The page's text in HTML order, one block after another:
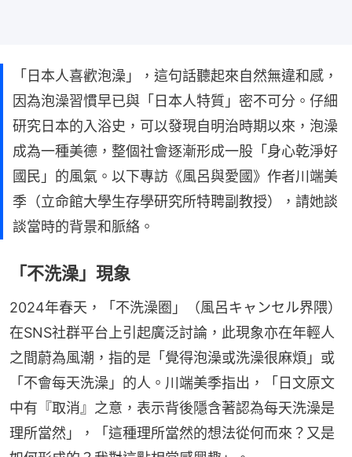
「日本人喜歡泡澡」，這句話聽起來自然無違和感，
因為泡澡習慣早已與「日本人特質」密不可分。仔細
研究日本的入浴史，可以發現自明治時期以來，泡澡
成為一種美德，整個社會逐漸形成一股「身心乾淨好
國民」的風氣。以下專訪《風呂與愛國》作者川端美
季（立命館大學生存學研究所特聘副教授），請她談
談當時的背景和脈絡。
「不洗澡」現象
2024年春天，「不洗澡圈」（風呂キャンセル界隈）
在SNS社群平台上引起廣泛討論，此現象亦在年輕人
之間蔚為風潮，指的是「覺得泡澡或洗澡很麻煩」或
「不會每天洗澡」的人。川端美季指出，「日文原文
中有『取消』之意，表示背後隱含著認為每天洗澡是
理所當然」，「這種理所當然的想法從何而來？又是